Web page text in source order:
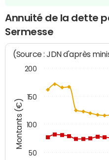
Annuité de la dette
Sermesse
Montants (€)
(Source : JDN d'après
50
100
150
200